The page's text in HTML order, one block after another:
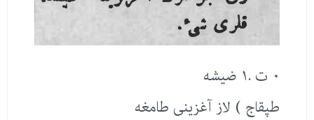
٠ ت .١ ضیشه
طپقاج ) لاز آغزینی طامغه